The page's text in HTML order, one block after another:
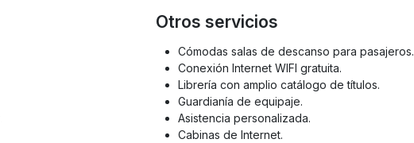
Otros servicios
Cómodas salas de descanso para pasajeros.
Conexión Internet WIFI gratuita.
Librería con amplio catálogo de títulos.
Guardianía de equipaje.
Asistencia personalizada.
Cabinas de Internet.